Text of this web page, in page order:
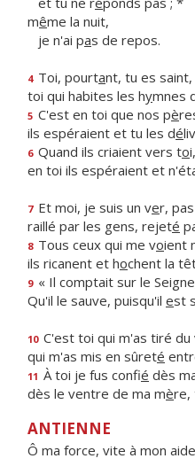
même la nuit,
je n'ai pas de repos.
4 Toi, pourtant, tu es saint,
toi qui habites les hymnes
5 C'est en toi que nos pè
ils espéraient et tu les dé
6 Quand ils criaient vers to
en toi ils espéraient et
7 Et moi, je suis un ver,
raillé par les gens, rejeté
8 Tous ceux qui me voient
ils ricanent et hochent la
9 « Il comptait sur le Seigne
Qu'il le sauve, puisqu'il est
10 C'est toi qui m'as tiré du
qui m'as mis en sûreté
11 À toi je fus confié dès
dès le ventre de ma mère,
ANTIENNE
Ô ma force, vite à mon